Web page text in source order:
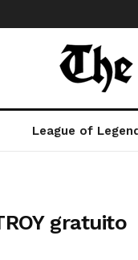
League of
gratuito